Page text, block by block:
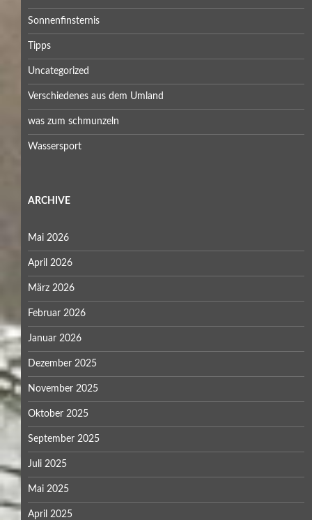
Sonnenfinsternis
Tipps
Uncategorized
Verschiedenes aus dem Umland
was zum schmunzeln
Wassersport
ARCHIVE
Mai 2026
April 2026
März 2026
Februar 2026
Januar 2026
Dezember 2025
November 2025
Oktober 2025
September 2025
Juli 2025
Mai 2025
April 2025